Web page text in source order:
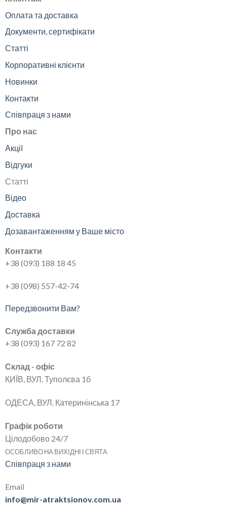
Оплата та доставка
Документи, сертифікати
Статті
Корпоративні клієнти
Новинки
Контакти
Співпраця з нами
Про нас
Акції
Відгуки
Статті
Відео
Доставка
Дозавантаженням у Ваше місто
Контакти
+38 (093) 188 18 45
+38 (098) 557-42-74
Передзвонити Вам?
Служба доставки
+38 (093) 167 72 82
Склад - офіс
КИЇВ, ВУЛ. Туполєва 1б
ОДЕСА, ВУЛ. Катеринінська 17
Графік роботи
Цілодобово 24/7
ОСОБЛИВО НА ВИХІДНІ І СВЯТА
Співпраця з нами
Email
info@mir-atraktsionov.com.ua